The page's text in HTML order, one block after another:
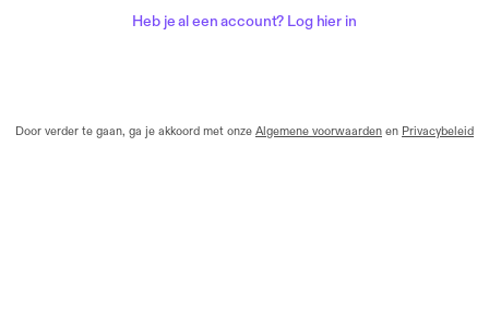
Heb je al een account? Log hier in
Door verder te gaan, ga je akkoord met onze Algemene voorwaarden en Privacybeleid